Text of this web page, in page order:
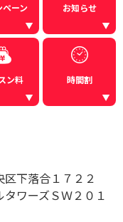
ペーン お知らせ
ン料 時間割
下落合１７２２
ワーズＳＷ２０１